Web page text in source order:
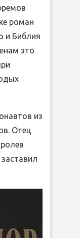
роман
и Библия
это
из
Отец